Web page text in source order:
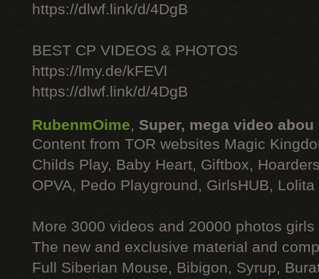
https://dlwf.link/d/4DgB
BEST CP VIDEOS & PHOTOS
https://lmy.de/kFEVl
https://dlwf.link/d/4DgB
RubenmOime, Super, mega video abou
Content from TOR websites Magic
Childs Play, Baby Heart, Giftbox,
OPVA, Pedo Playground, GirlsHUB, Lolita
More 3000 videos and 20000 photos
The new and exclusive material and
Full Siberian Mouse, Bibigon, Syrup,